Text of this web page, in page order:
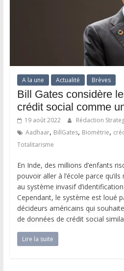
A la une Actualité Brèves
Bill Gates considère
crédit social comme
19 août 2022 Rédaction
Aadhaar, BillGates, Biométrie,
Totalitarisme
En Inde, des millions d’enfants
pouvoir aller à l’école parce
au système invasif
Cependant, le système est loué
décideurs américains qui
de données de crédit social
Lire la suite